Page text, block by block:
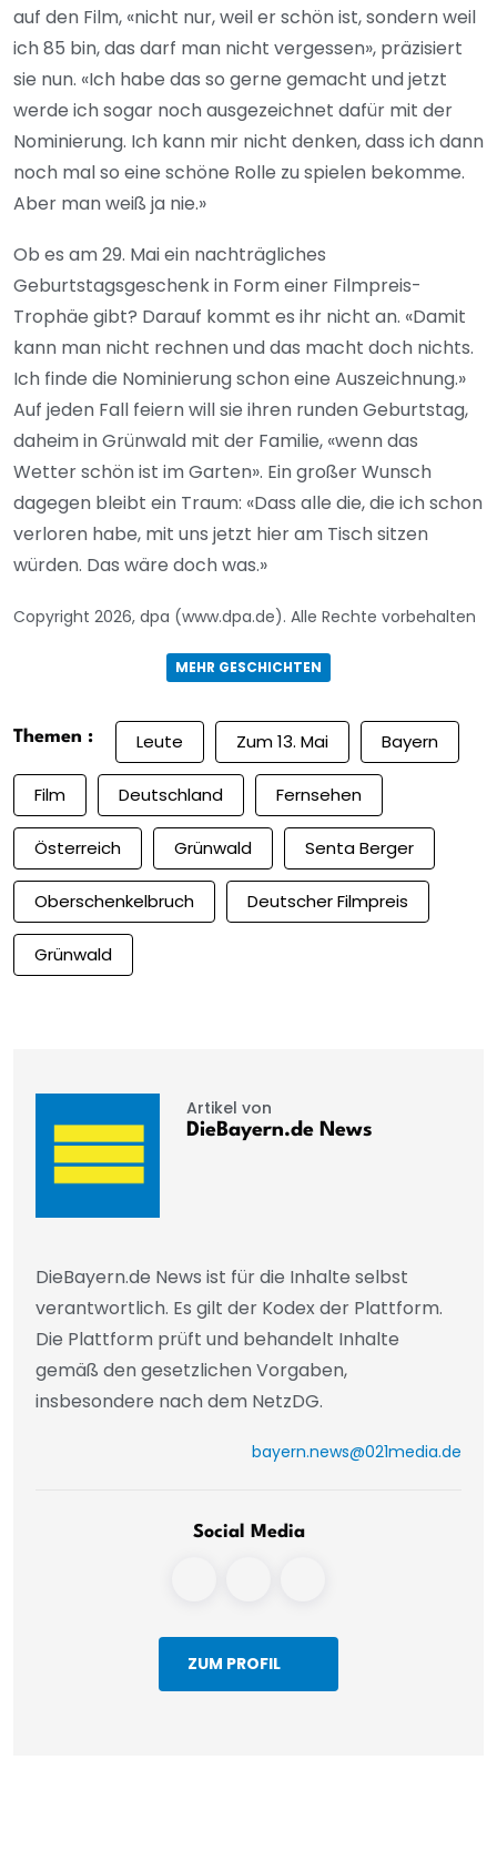
auf den Film, «nicht nur, weil er schön ist, sondern weil
ich 85 bin, das darf man nicht vergessen», präzisiert
sie nun. «Ich habe das so gerne gemacht und jetzt
werde ich sogar noch ausgezeichnet dafür mit der
Nominierung. Ich kann mir nicht denken, dass ich dann
noch mal so eine schöne Rolle zu spielen bekomme.
Aber man weiß ja nie.»
Ob es am 29. Mai ein nachträgliches
Geburtstagsgeschenk in Form einer Filmpreis-
Trophäe gibt? Darauf kommt es ihr nicht an. «Damit
kann man nicht rechnen und das macht doch nichts.
Ich finde die Nominierung schon eine Auszeichnung.»
Auf jeden Fall feiern will sie ihren runden Geburtstag,
daheim in Grünwald mit der Familie, «wenn das
Wetter schön ist im Garten». Ein großer Wunsch
dagegen bleibt ein Traum: «Dass alle die, die ich schon
verloren habe, mit uns jetzt hier am Tisch sitzen
würden. Das wäre doch was.»
Copyright 2026, dpa (www.dpa.de). Alle Rechte vorbehalten
MEHR GESCHICHTEN
Themen : Leute Zum 13. Mai Bayern
Film Deutschland Fernsehen
Österreich Grünwald Senta Berger
Oberschenkelbruch Deutscher Filmpreis
Grünwald
Artikel von
DieBayern.de News
DieBayern.de News ist für die Inhalte selbst
verantwortlich. Es gilt der Kodex der Plattform.
Die Plattform prüft und behandelt Inhalte
gemäß den gesetzlichen Vorgaben,
insbesondere nach dem NetzDG.
bayern.news@021media.de
Social Media
ZUM PROFIL